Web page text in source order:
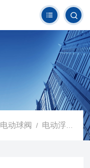
电动球阀 / 电动浮动球阀